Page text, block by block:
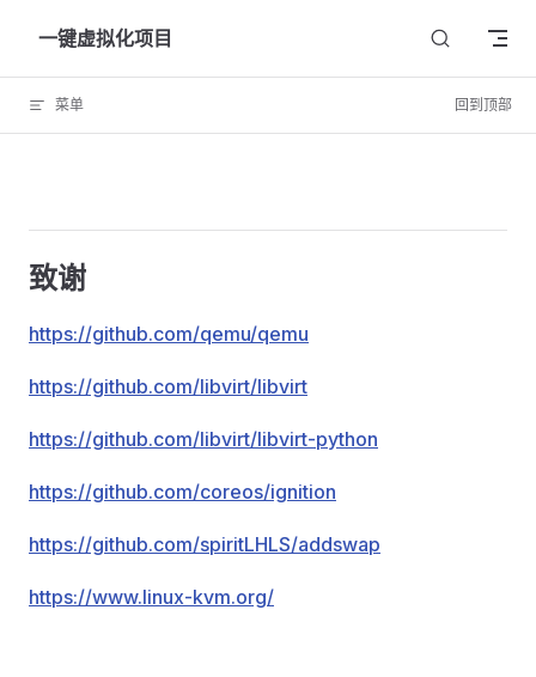
Skip to content
一键虚拟化项目
菜单 回到顶部
致谢
https://github.com/qemu/qemu
https://github.com/libvirt/libvirt
https://github.com/libvirt/libvirt-python
https://github.com/coreos/ignition
https://github.com/spiritLHLS/addswap
https://www.linux-kvm.org/